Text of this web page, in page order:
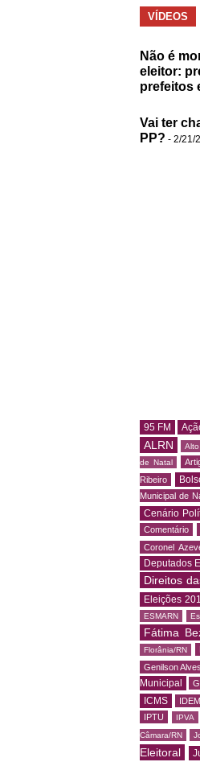
VÍDEOS
Não é
eleitor:
prefeitos
Vai ter
PP? - 2/21/
95 FM
ALRN
de Natal
Ribeiro
Municipal de
Cenário
Comentário
Coronel
Deputados
Direitos
Eleições
ESMARN
Fátima
Florânia/RN
Genilson Alves
Municipal
ICMS
IPTU IPVA
Câmara/RN
Eleitoral